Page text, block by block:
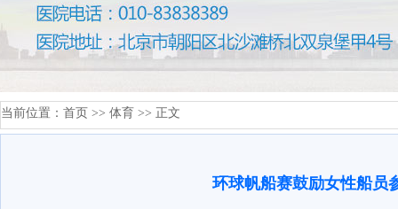
当前位置： 首页 >> 体育 >> 正文
环球帆船赛鼓励女性船员